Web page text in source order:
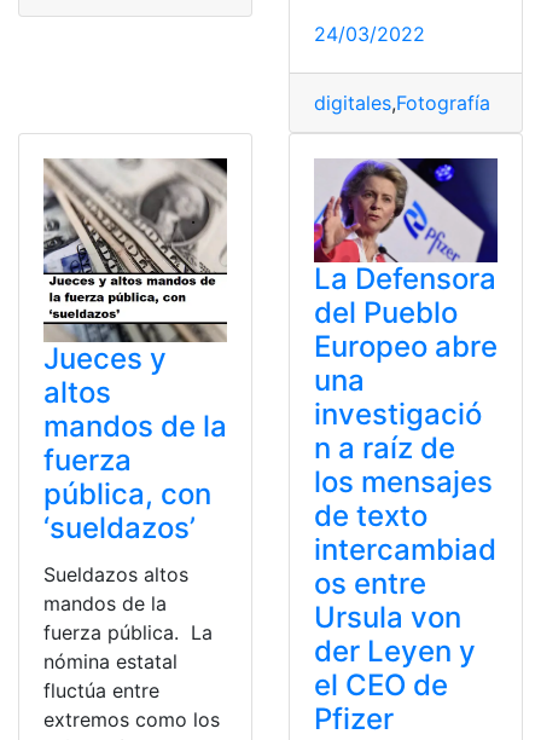
24/03/2022
digitales,Fotografía
Jueces y
altos
mandos de la
fuerza
pública, con
‘sueldazos’
Sueldazos altos
mandos de la
fuerza pública. La
nómina estatal
fluctúa entre
extremos como los
La Defensora
del Pueblo
Europeo abre
una
investigació
n a raíz de
los mensajes
de texto
intercambiad
os entre
Ursula von
der Leyen y
el CEO de
Pfizer